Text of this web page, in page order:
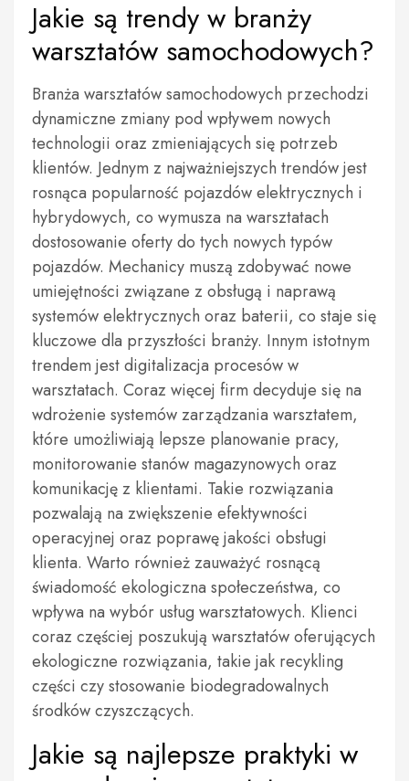
Jakie są trendy w branży
warsztatów samochodowych?
Branża warsztatów samochodowych przechodzi
dynamiczne zmiany pod wpływem nowych
technologii oraz zmieniających się potrzeb
klientów. Jednym z najważniejszych trendów jest
rosnąca popularność pojazdów elektrycznych i
hybrydowych, co wymusza na warsztatach
dostosowanie oferty do tych nowych typów
pojazdów. Mechanicy muszą zdobywać nowe
umiejętności związane z obsługą i naprawą
systemów elektrycznych oraz baterii, co staje się
kluczowe dla przyszłości branży. Innym istotnym
trendem jest digitalizacja procesów w
warsztatach. Coraz więcej firm decyduje się na
wdrożenie systemów zarządzania warsztatem,
które umożliwiają lepsze planowanie pracy,
monitorowanie stanów magazynowych oraz
komunikację z klientami. Takie rozwiązania
pozwalają na zwiększenie efektywności
operacyjnej oraz poprawę jakości obsługi
klienta. Warto również zauważyć rosnącą
świadomość ekologiczna społeczeństwa, co
wpływa na wybór usług warsztatowych. Klienci
coraz częściej poszukują warsztatów oferujących
ekologiczne rozwiązania, takie jak recykling
części czy stosowanie biodegradowalnych
środków czyszczących.
Jakie są najlepsze praktyki w